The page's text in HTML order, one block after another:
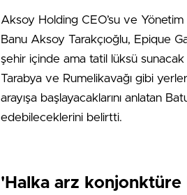
Aksoy Holding CEO’su ve
Banu Aksoy Tarakçıoğlu, Epique
şehir içinde ama tatil lüksü
Tarabya ve Rumelikavağı gibi
arayışa başlayacaklarını anlatan
edebileceklerini belirtti.
'Halka arz konjonktüre